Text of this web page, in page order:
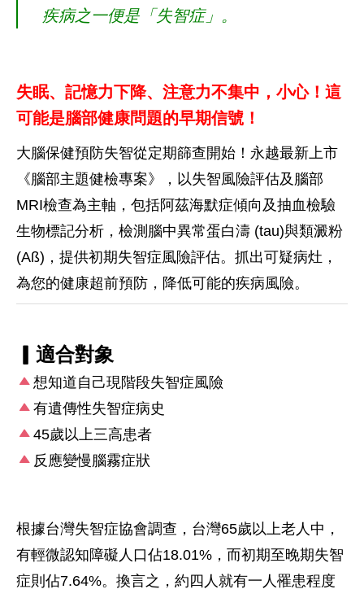
疾病之一便是「失智症」。
失眠、記憶力下降、注意力不集中，小心！這
可能是腦部健康問題的早期信號！
大腦保健預防失智從定期篩查開始！永越最新上市
《腦部主題健檢專案》，以失智風險評估及腦部
MRI檢查為主軸，包括阿茲海默症傾向及抽血檢驗
生物標記分析，檢測腦中異常蛋白濤 (tau)與類澱粉
(Aß)，提供初期失智症風險評估。抓出可疑病灶，
為您的健康超前預防，降低可能的疾病風險。
▎適合對象
想知道自己現階段失智症風險
有遺傳性失智症病史
45歲以上三高患者
反應變慢腦霧症狀
根據台灣失智症協會調查，台灣65歲以上老人中，
有輕微認知障礙人口佔18.01%，而初期至晚期失智
症則佔7.64%。換言之，約四人就有一人罹患程度